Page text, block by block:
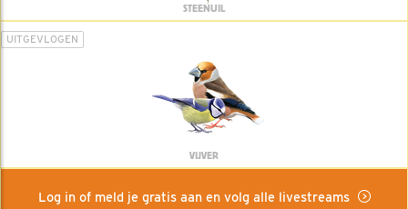
STEENUIL
UITGEVLOGEN
VIJVER
Log in of meld je gratis aan en volg alle livestreams